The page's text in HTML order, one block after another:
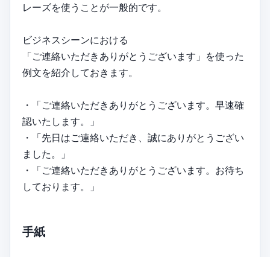
レーズを使うことが一般的です。
ビジネスシーンにおける
「ご連絡いただきありがとうございます」を使った
例文を紹介しておきます。
・「ご連絡いただきありがとうございます。早速確
認いたします。」
・「先日はご連絡いただき、誠にありがとうござい
ました。」
・「ご連絡いただきありがとうございます。お待ち
しております。」
手紙